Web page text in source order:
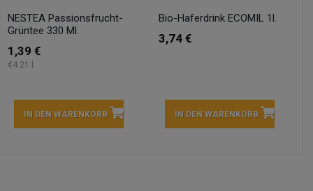
NESTEA Passionsfrucht-
Grüntee 330 Ml.
1,39 €
€4.21 l
IN DEN WARENKORB
Bio-Haferdrink ECOMIL 1l.
3,74 €
IN DEN WARENKORB